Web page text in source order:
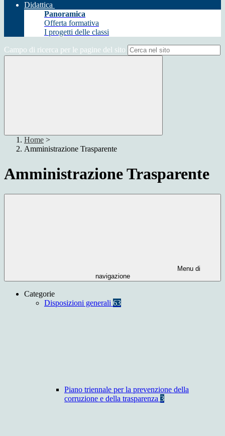
Didattica
Panoramica
Offerta formativa
I progetti delle classi
Campo di ricerca per le pagine del sito
Home >
Amministrazione Trasparente
Amministrazione Trasparente
Menu di
navigazione
Categorie
Disposizioni generali 63
Piano triennale per la prevenzione della
corruzione e della trasparenza 3